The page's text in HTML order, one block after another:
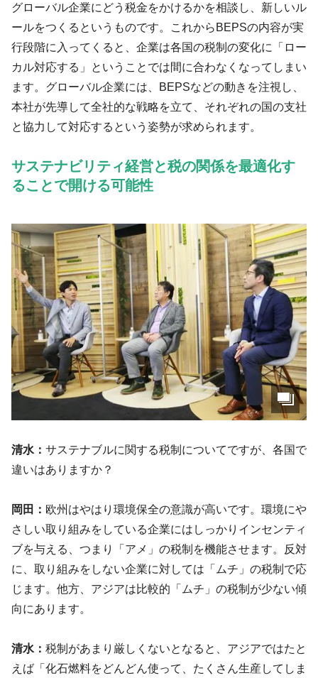
グローバル企業にどう税金をかけるかを相談し、新しいル
ールをつくるというものです。これからBEPSの内容が実
行段階に入ってくると、企業は各国の税制の変化に「ロー
カル対応する」ということでは間に合わなくなってしまい
ます。グローバル企業には、BEPSなどの動きを注視し、
本社が先導して全社的な戦略を立て、それぞれの国の支社
と協力して対応するという姿勢が求められます。
サステナビリティ経営と税の関係を最適化す
ることで開ける可能性
清水： サステナブルに関する税制についてですが、各国で
違いはありますか？
岡田： 欧州はやはり環境保全の意識が高いです。環境にや
さしい取り組みをしている企業にはしっかりインセンティ
ブを与える、つまり「アメ」の税制を機能させます。反対
に、取り組みをしない企業に対しては「ムチ」の税制で応
じます。他方、アジアは比較的「ムチ」の税制が少ない傾
向にあります。
清水： 税制があまり厳しくないとなると、アジアではたと
えば「化石燃料をどんどん使って、たくさん生産してしま